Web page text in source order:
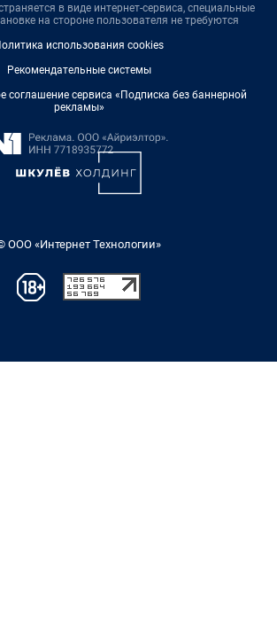
в виде интернет-сервиса, специальные
на стороне пользователя не требуются
использования cookies
Рекомендательные системы
соглашение сервиса «Подписка без баннерной
рекламы»
ООО «Интернет Технологии»